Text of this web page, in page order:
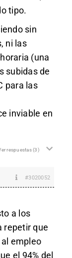
tipo.
sin
ni las
(una
subidas de
para las
inviable en
respuestas(3)
#3020052
a los
repetir que
empleo
el 94% del